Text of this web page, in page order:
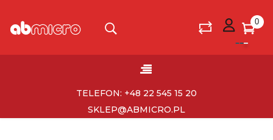
0
Toggle
☰
TELEFON: +48 22 545 15 20
SKLEP@ABMICRO.PL